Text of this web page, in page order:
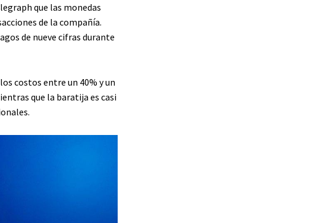
que las monedas
de la compañía.
de nueve cifras durante
costos entre un 40% y un
que la baratija es casi